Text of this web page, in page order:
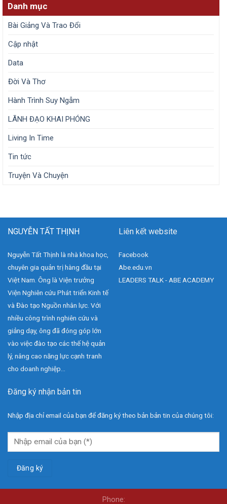
Danh mục
Bài Giảng Và Trao Đổi
Cập nhật
Data
Đời Và Thơ
Hành Trình Suy Ngẫm
LÃNH ĐẠO KHAI PHÓNG
Living In Time
Tin tức
Truyện Và Chuyện
NGUYỄN TẤT THỊNH
Nguyễn Tất Thịnh là nhà khoa học,
chuyên gia quản trị hàng đầu tại
Việt Nam. Ông là Viện trưởng
Viện Nghiên cứu Phát triển Kinh tế
và Đào tạo Nguồn nhân lực. Với
nhiều công trình nghiên cứu và
giảng dạy, ông đã đóng góp lớn
vào việc đào tạo các thế hệ quản
lý, nâng cao năng lực cạnh tranh
cho doanh nghiệp...
Liên kết website
Facebook
Abe.edu.vn
LEADERS TALK - ABE ACADEMY
Đăng ký nhận bản tin
Nhập địa chỉ email của bạn để đăng ký theo bản bản tin của chúng tôi:
Phone: